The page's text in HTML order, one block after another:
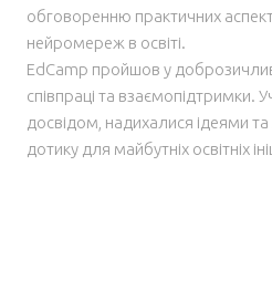
обговоренню практичних
нейромереж в освіті.
EdCamp пройшов у
співпраці та взаємопідтримки.
досвідом, надихалися ідеями
дотику для майбутніх освітніх